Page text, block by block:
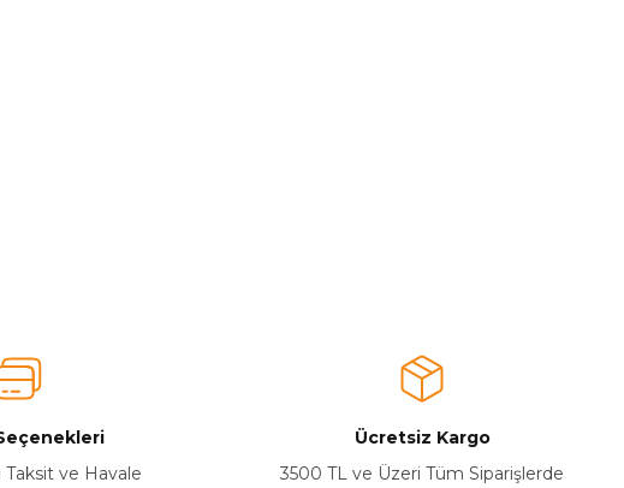
Taksit ve Havale
Ücretsiz Kargo
3500 TL ve Üzeri Tüm Siparişlerde